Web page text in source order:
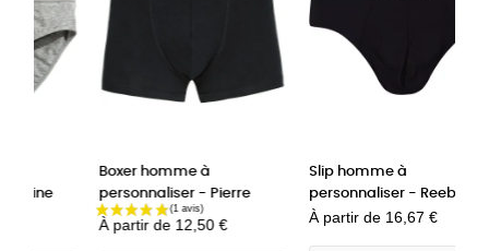
Boxer homme à
personnaliser - Pierre
À partir de12,50 €
Slip homme à
personnaliser - Reebok
À partir de16,67 €